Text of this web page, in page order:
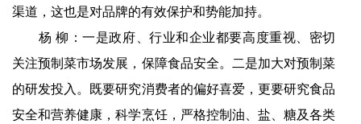
渠道，这也是对品牌的有效保护和势能加持。
杨 柳：一是政府、行业和企业都要高度重视、密切
关注预制菜市场发展，保障食品安全。二是加大对预制菜
的研发投入。既要研究消费者的偏好喜爱，更要研究食品
安全和营养健康，科学烹饪，严格控制油、盐、糖及各类